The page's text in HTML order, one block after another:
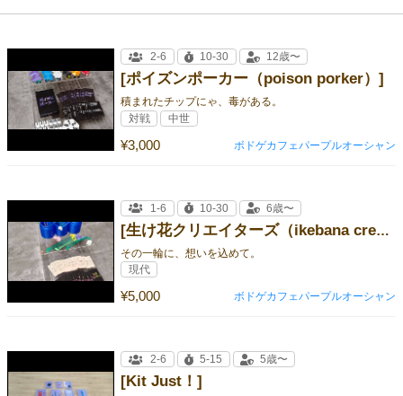
[ポイズンポーカー（poison porker）]
積まれたチップにゃ、毒がある。
¥3,000
2-6 10-30 12歳〜
対戦 中世
ボドゲカフェパープルオーシャン
[生け花クリエイターズ（ikebana creators）]
その一輪に、想いを込めて。
¥5,000
1-6 10-30 6歳〜
現代
ボドゲカフェパープルオーシャン
[Kit Just！]
2-6 5-15 5歳〜